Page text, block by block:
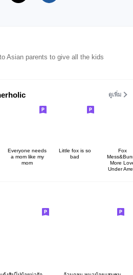
Asian parents to give all the kids
ดูเพิ่ม
Everyone needs
a mom like my
mom
Little fox is so
bad
Fox
More
Under